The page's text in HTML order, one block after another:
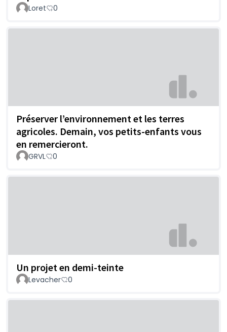
Loret 0
Préserver l’environnement et les terres
agricoles. Demain, vos petits-enfants vous
en remercieront.
GRVL 0
Un projet en demi-teinte
Levacher 0